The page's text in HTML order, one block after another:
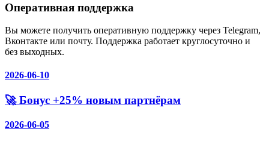
Оперативная поддержка
Вы можете получить оперативную поддержку через Telegram,
Вконтакте или почту. Поддержка работает круглосуточно и
без выходных.
2026-06-10
🚀 Бонус +25% новым партнёрам
2026-06-05